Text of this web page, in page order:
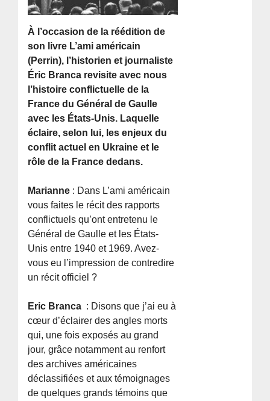
À l’occasion de la réédition de
son livre L’ami américain
(Perrin), l’historien et journaliste
Éric Branca revisite avec nous
l’histoire conflictuelle de la
France du Général de Gaulle
avec les États-Unis. Laquelle
éclaire, selon lui, les enjeux du
conflit actuel en Ukraine et le
rôle de la France dedans.
Marianne : Dans L’ami américain
vous faites le récit des rapports
conflictuels qu’ont entretenu le
Général de Gaulle et les États-
Unis entre 1940 et 1969. Avez-
vous eu l’impression de contredire
un récit officiel ?
Eric Branca : Disons que j’ai eu à
cœur d’éclairer des angles morts
qui, une fois exposés au grand
jour, grâce notamment au renfort
des archives américaines
déclassifiées et aux témoignages
de quelques grands témoins que